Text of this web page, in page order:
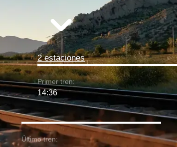
2 estaciones
Primer tren:
14:36
Último tren: